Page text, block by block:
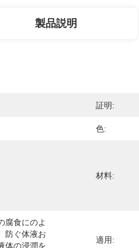
製品説明
証明:
色:
材料:
腐食にのよ
防ぐ体液お
体の浸潤を
適用: